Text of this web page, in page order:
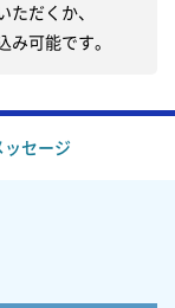
だくか、
可能です。
ッセージ